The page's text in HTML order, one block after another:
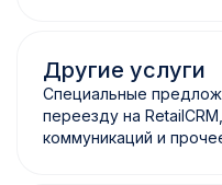
Другие услуги
Специальные
переезду на RetailCRM,
коммуникаций и